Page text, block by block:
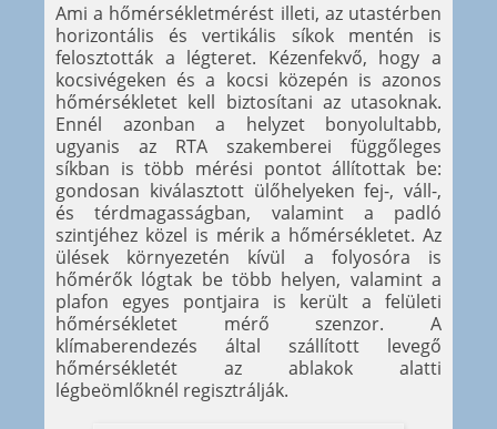
Ami a hőmérsékletmérést illeti, az utastérben
horizontális és vertikális síkok mentén is
felosztották a légteret. Kézenfekvő, hogy a
kocsivégeken és a kocsi közepén is azonos
hőmérsékletet kell biztosítani az utasoknak.
Ennél azonban a helyzet bonyolultabb,
ugyanis az RTA szakemberei függőleges
síkban is több mérési pontot állítottak be:
gondosan kiválasztott ülőhelyeken fej-, váll-,
és térdmagasságban, valamint a padló
szintjéhez közel is mérik a hőmérsékletet. Az
ülések környezetén kívül a folyosóra is
hőmérők lógtak be több helyen, valamint a
plafon egyes pontjaira is került a felületi
hőmérsékletet mérő szenzor. A
klímaberendezés által szállított levegő
hőmérsékletét az ablakok alatti
légbeömlőknél regisztrálják.